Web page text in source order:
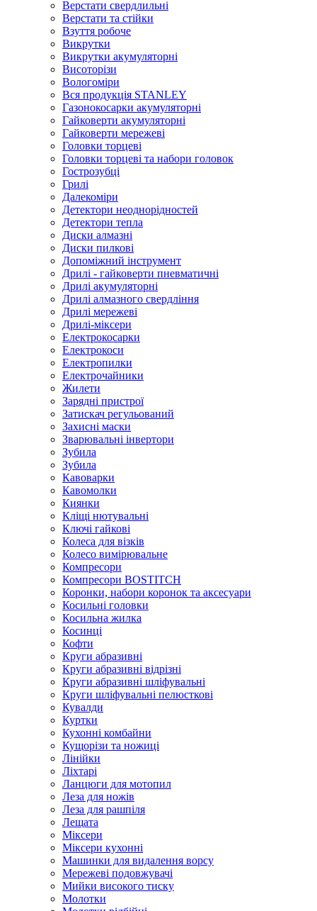
Верстати свердлильні
Верстати та стійки
Взуття робоче
Викрутки
Викрутки акумуляторні
Висоторізи
Вологоміри
Вся продукція STANLEY
Газонокосарки акумуляторні
Гайковерти акумуляторні
Гайковерти мережеві
Головки торцеві
Головки торцеві та набори головок
Гострозубці
Грилі
Далекоміри
Детектори неоднорідностей
Детектори тепла
Диски алмазні
Диски пилкові
Допоміжний інструмент
Дрилі - гайковерти пневматичні
Дрилі акумуляторні
Дрилі алмазного свердління
Дрилі мережеві
Дрилі-міксери
Електрокосарки
Електрокоси
Електропилки
Електрочайники
Жилети
Зарядні пристрої
Затискач регульований
Захисні маски
Зварювальні інвертори
Зубила
Зубила
Кавоварки
Кавомолки
Киянки
Кліщі нютувальні
Ключі гайкові
Колеса для візків
Колесо вимірювальне
Компресори
Компресори BOSTITCH
Коронки, набори коронок та аксесуари
Косильні головки
Косильна жилка
Косинці
Кофти
Круги абразивні
Круги абразивні відрізні
Круги абразивні шліфувальні
Круги шліфувальні пелюсткові
Кувалди
Куртки
Кухонні комбайни
Кущорізи та ножиці
Лінійки
Ліхтарі
Ланцюги для мотопил
Леза для ножів
Леза для рашпіля
Лещата
Міксери
Міксери кухонні
Машинки для видалення ворсу
Мережеві подовжувачі
Мийки високого тиску
Молотки